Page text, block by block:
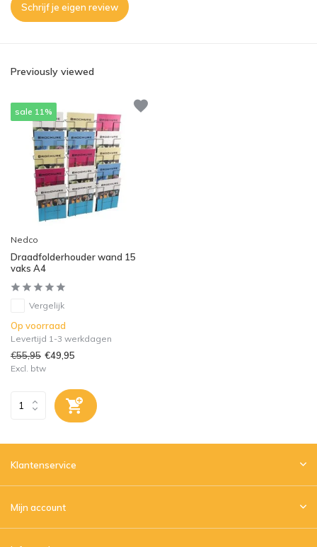
Schrijf je eigen review
Previously viewed
sale 11%
Nedco
Draadfolderhouder wand 15
vaks A4
Vergelijk
Op voorraad
Levertijd 1-3 werkdagen
€55,95 €49,95
Excl. btw
Klantenservice
Mijn account